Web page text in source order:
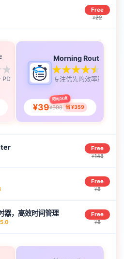
Free
¥22
工
Morning Routine
专注优先的效率助手
限时冰点
¥39¥398 省 ¥359
Free
¥148
Free
¥8
器，高效时间管理
5.0
Free
¥8